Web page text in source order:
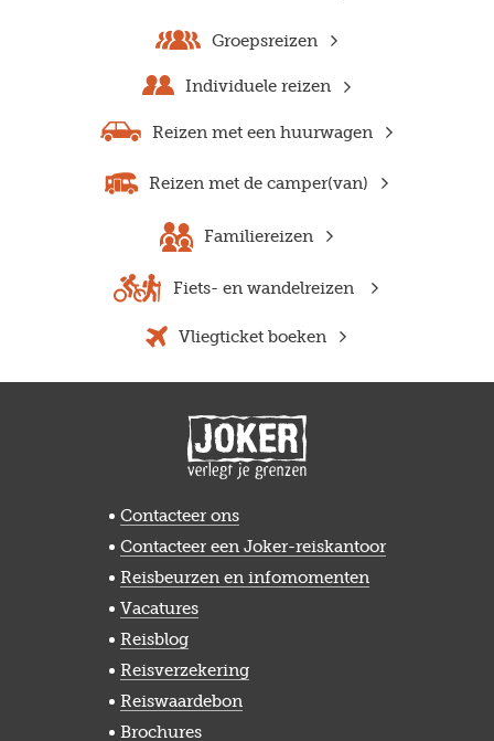
Groepsreizen
Individuele reizen
Reizen met een huurwagen
Reizen met de camper(van)
Familiereizen
Fiets- en wandelreizen
Vliegticket boeken
Contacteer ons
Contacteer een Joker-reiskantoor
Reisbeurzen en infomomenten
Vacatures
Reisblog
Reisverzekering
Reiswaardebon
Brochures